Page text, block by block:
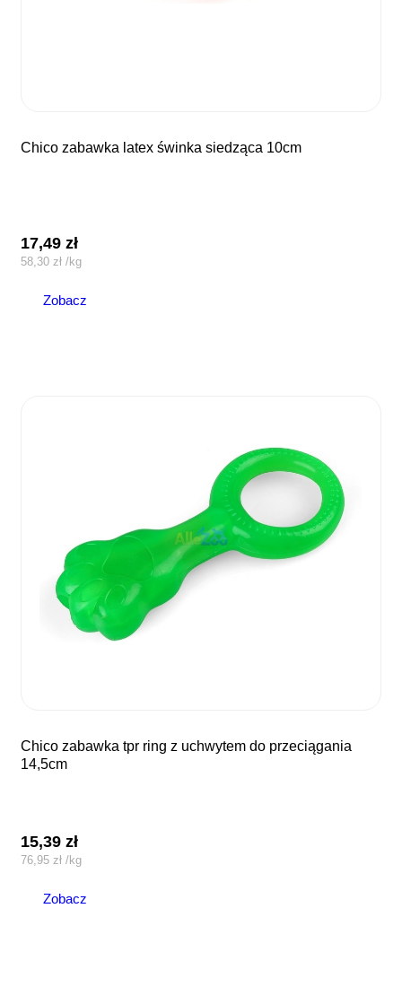
chico zabawka latex świnka siedząca 10cm
17,49zł
58,30 zł /kg
Zobacz
chico zabawka tpr ring z uchwytem do przeciągania
14,5cm
15,39zł
76,95zł /kg
Zobacz